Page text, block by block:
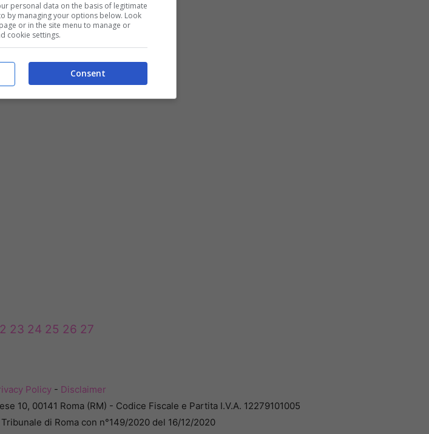
23 24 25 26 27
Policy- Disclaimer
10, 00141 Roma (RM) - Codice Fiscale e Partita I.V.A. 12279101005
di Roma con n°149/2020 del 16/12/2020
personal data on the basis of legitimate
by managing your options below. Look
or in the site menu to manage or
cookie settings.
Consent